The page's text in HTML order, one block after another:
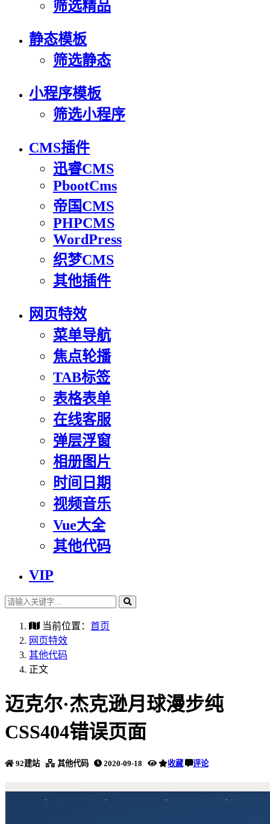
筛选精品
静态模板
筛选静态
小程序模板
筛选小程序
CMS插件
迅睿CMS
PbootCms
帝国CMS
PHPCMS
WordPress
织梦CMS
其他插件
网页特效
菜单导航
焦点轮播
TAB标签
表格表单
在线客服
弹层浮窗
相册图片
时间日期
视频音乐
Vue大全
其他代码
VIP
当前位置： 首页
网页特效
其他代码
正文
迈克尔·杰克逊月球漫步纯
CSS404错误页面
92建站 其他代码 2020-09-18 收藏 评论